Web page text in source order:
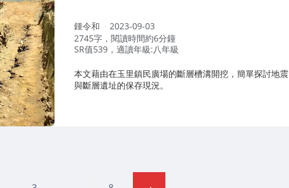
作
者：
鍾令和
2023-09-03
2745字，閱讀時間約6分鐘
SR值539，適讀年級:八年級
本文藉由在玉里鎮民廣場的斷層槽溝開挖，簡單探討地震
與斷層遺址的保存現況。